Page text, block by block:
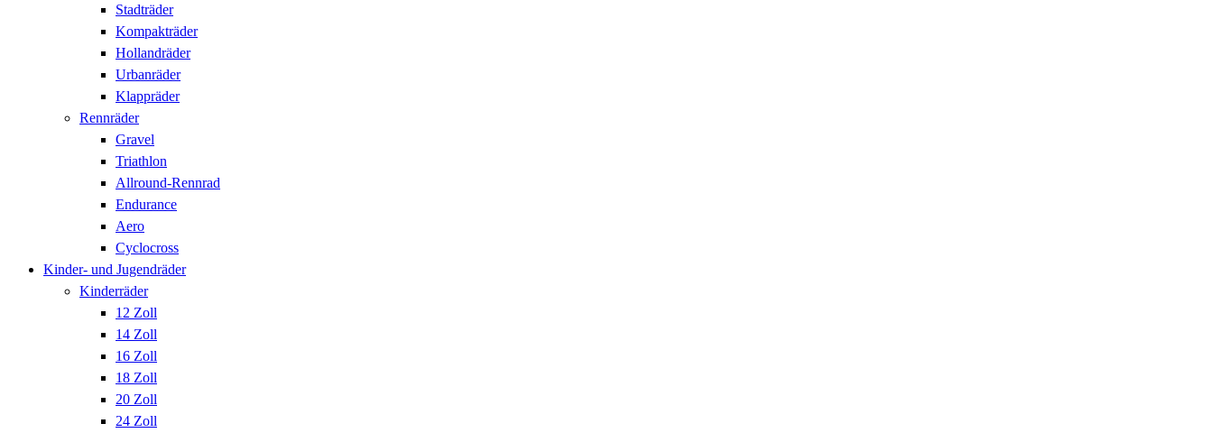
Stadträder
Kompakträder
Hollandräder
Urbanräder
Klappräder
Rennräder
Gravel
Triathlon
Allround-Rennrad
Endurance
Aero
Cyclocross
Kinder- und Jugendräder
Kinderräder
12 Zoll
14 Zoll
16 Zoll
18 Zoll
20 Zoll
24 Zoll